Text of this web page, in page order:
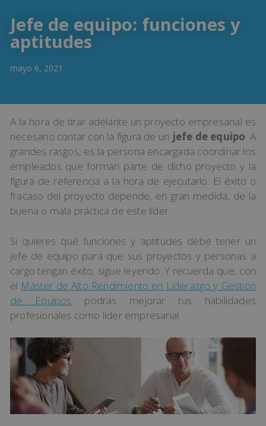
Jefe de equipo: funciones y
aptitudes
mayo 6, 2021
A la hora de tirar adelante un proyecto empresarial es
necesario contar con la figura de un jefe de equipo. A
grandes rasgos, es la persona encargada coordinar los
empleados que forman parte de dicho proyecto y la
figura de referencia a la hora de ejecutarlo. El éxito o
fracaso del proyecto depende, en gran medida, de la
buena o mala práctica de este líder.
Si quieres qué funciones y aptitudes debe tener un
jefe de equipo para que sus proyectos y personas a
cargo tengan éxito, sigue leyendo. Y recuerda que, con
el Máster de Alto Rendimiento en Liderazgo y Gestión
de Equipos podrás mejorar tus habilidades
profesionales como líder empresarial.